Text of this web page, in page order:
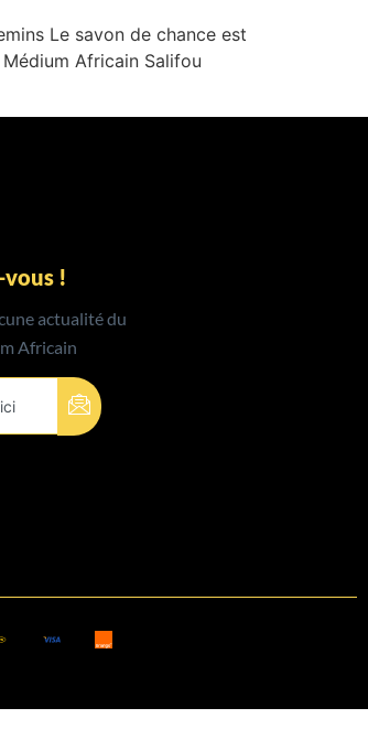
Le savon de chance est
Africain Salifou
!
actualité du
Africain